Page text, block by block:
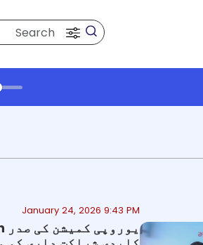
Search
January 24, 2026 9:43 PM